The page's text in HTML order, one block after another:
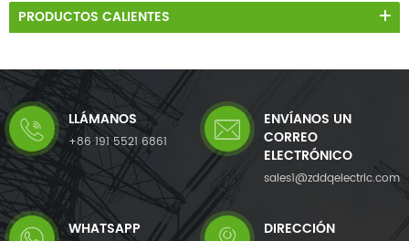
PRODUCTOS CALIENTES
LLÁMANOS
+86 191 5521 6861
ENVÍANOS UN
CORREO
ELECTRÓNICO
sales1@zddqelectric.com
WHATSAPP DIRECCIÓN